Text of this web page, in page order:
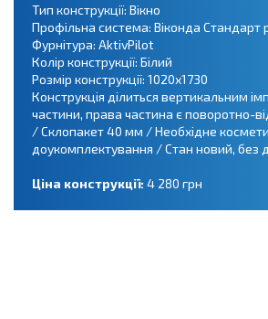
Тип конструкції: Вікно
Профільна система: Віконда Стандарт
Фурнітура: AktivPilot
Колір конструкції: Білий
Розмір конструкції: 1020х1730
Конструкція ділиться вертикальним
частини, права частина є поворотно-
/ Склопакет 40 мм / Необхідне
доукомплектування / Стан новий, без
Ціна конструкції: 4 280 грн